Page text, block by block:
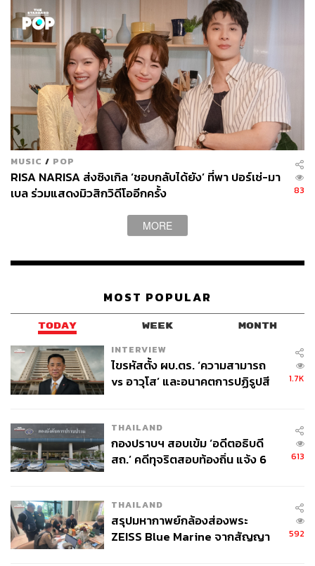
4. Renegades
ภาค: Rurouni Kenshin: The Final (2021)
ร่วมเขียนเนื้อเพลง
ติดอันดับที่ 4 บนชาร์ต Billboard Japan Hot 100
ฟังเพลงได้ที่นี่
MUSIC / POP
RISA NARISA ส่งซิงเกิล ‘ชอบกลับได้ยัง’ ที่พา ปอร์เช่-มา
เบล ร่วมแสดงมิวสิกวิดีโออีกครั้ง
83
MORE
MOST POPULAR
TODAY WEEK MONTH
INTERVIEW
ไขรหัสตั้ง ผบ.ตร. ‘ความสามารถ
vs อาวุโส’ และอนาคตการปฏิรูปสี
1.7K
THAILAND
กองปราบฯ สอบเข้ม ‘อดีตอธิบดี
สถ.’ คดีทุจริตสอบท้องถิ่น แจ้ง 6
613
THAILAND
สรุปมหากาพย์กล้องส่องพระ
ZEISS Blue Marine จากสัญญา
592